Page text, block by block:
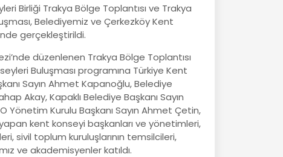
Birliği Trakya Bölge Toplantısı ve Trakya
Belediyemiz ve Çerkezköy Kent
gerçekleştirildi.
düzenlenen Trakya Bölge Toplantısı
Buluşması programına Türkiye Kent
Sayın Ahmet Kapanoğlu, Belediye
Akay, Kapaklı Belediye Başkanı Sayın
Yönetim Kurulu Başkanı Sayın Ahmet Çetin,
kent konseyi başkanları ve yönetimleri,
sivil toplum kuruluşlarının temsilcileri,
ve akademisyenler katıldı.